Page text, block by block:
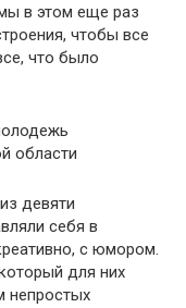
в этом еще раз
чтобы все
что было
девяти
себя в
с юмором.
для них
непростых